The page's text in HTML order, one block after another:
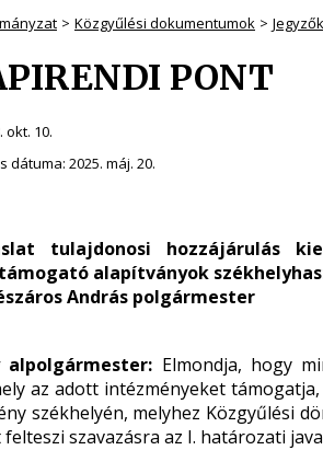
Közgyűlési dokumentumok
PONT
okt. 10.
dátuma: 2025. máj. 20.
tulajdonosi hozzájárulás
alapítványok
András polgármester
alpolgármester: Elmondja, hogy
az adott intézményeket
székhelyén, melyhez Közgyűlési
szavazásra az I. határozati